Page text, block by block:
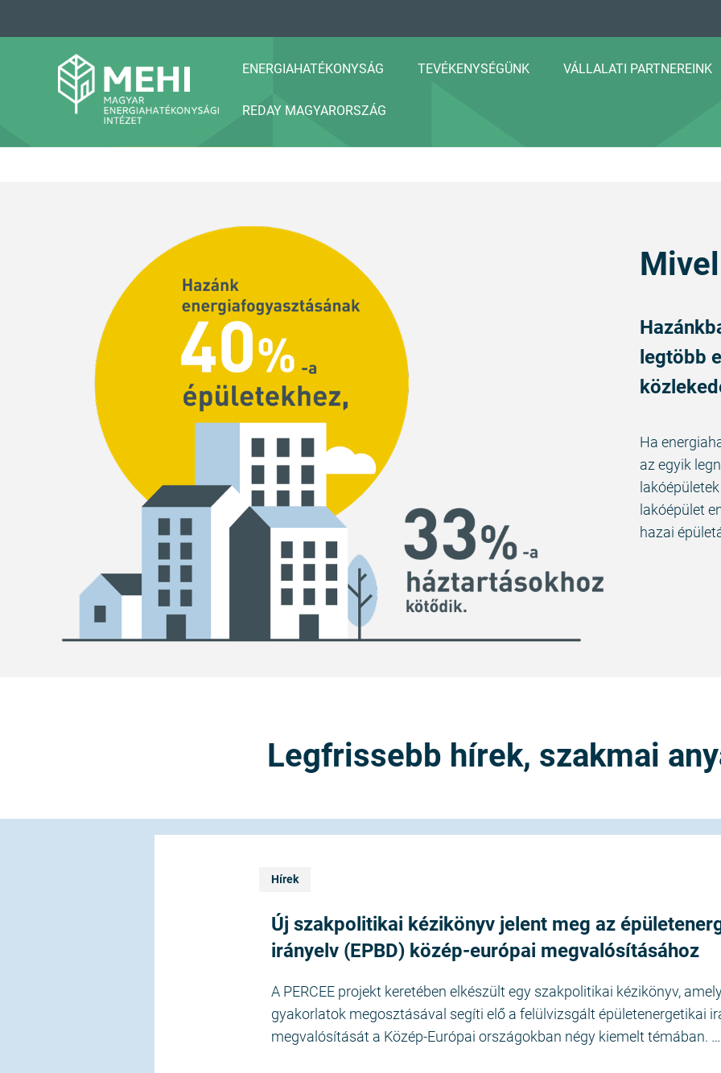
ENERGIAHATÉKONYSÁG TEVÉKENYSÉGÜNK VÁLLALATI PARTNEREINK
REDAY MAGYARORSZÁG
legtöbb
Ha
az egyik
lakóépület
hazai
Legfrissebb hírek, szakmai
2025.09.13.
jelent meg az épületenergetikai
elő a felülvizsgált épületenergetikai irányelv (EPBD)
Változtak az EKR szabályok,
Energiahatékonysági törvényt
2025 februárban ismét – immár 12. alkalommal –
törvény.